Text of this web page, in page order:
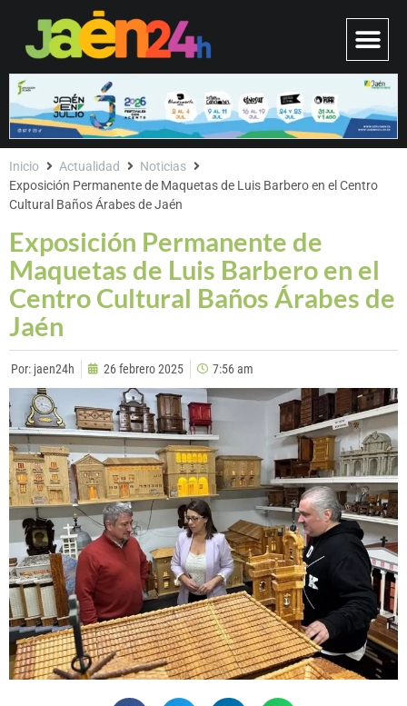
Exposición Permanente de
Maquetas de Luis Barbero en el
Centro Cultural Baños Árabes de
Jaén
Inicio Actualidad
Noticias
Exposición Permanente de Maquetas de Luis Barbero en el Centro
Cultural Baños Árabes de Jaén
Por: jaen24h 26 febrero 2025 7:56 am